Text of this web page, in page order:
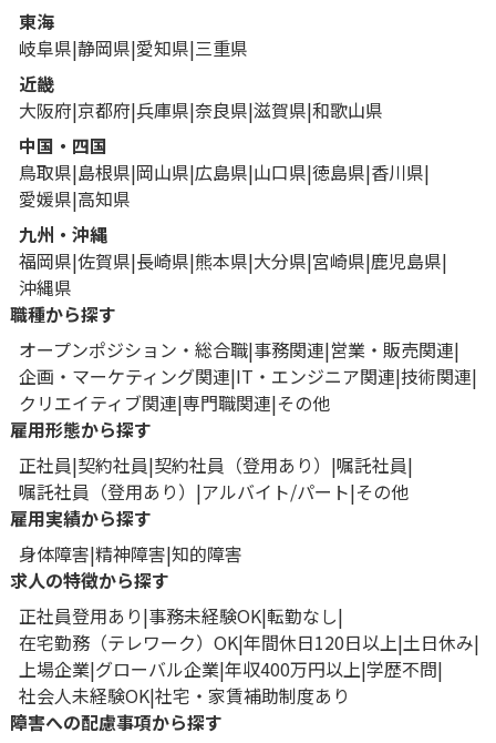
東海
岐阜県 静岡県 愛知県 三重県
近畿
大阪府 京都府 兵庫県 奈良県 滋賀県 和歌山県
中国・四国
鳥取県 島根県 岡山県 広島県 山口県 徳島県 香川県
愛媛県 高知県
九州・沖縄
福岡県 佐賀県 長崎県 熊本県 大分県 宮崎県 鹿児島県
沖縄県
職種から探す
オープンポジション・総合職 事務関連 営業・販売関連
企画・マーケティング関連 IT・エンジニア関連 技術関連
クリエイティブ関連 専門職関連 その他
雇用形態から探す
正社員 契約社員 契約社員（登用あり）
嘱託社員
嘱託社員（登用あり）
アルバイト/パート その他
雇用実績から探す
身体障害 精神障害 知的障害
求人の特徴から探す
正社員登用あり 事務未経験OK 転勤なし
在宅勤務（テレワーク）OK 年間休日120日以上 土日休み
上場企業 グローバル企業 年収400万円以上 学歴不問
社会人未経験OK 社宅・家賃補助制度あり
障害への配慮事項から探す